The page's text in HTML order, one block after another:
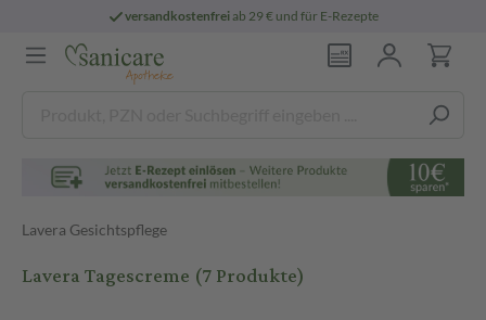
versandkostenfreiab 29 € und für E-Rezepte
Lavera Gesichtspflege
Lavera Tagescreme (7 Produkte)